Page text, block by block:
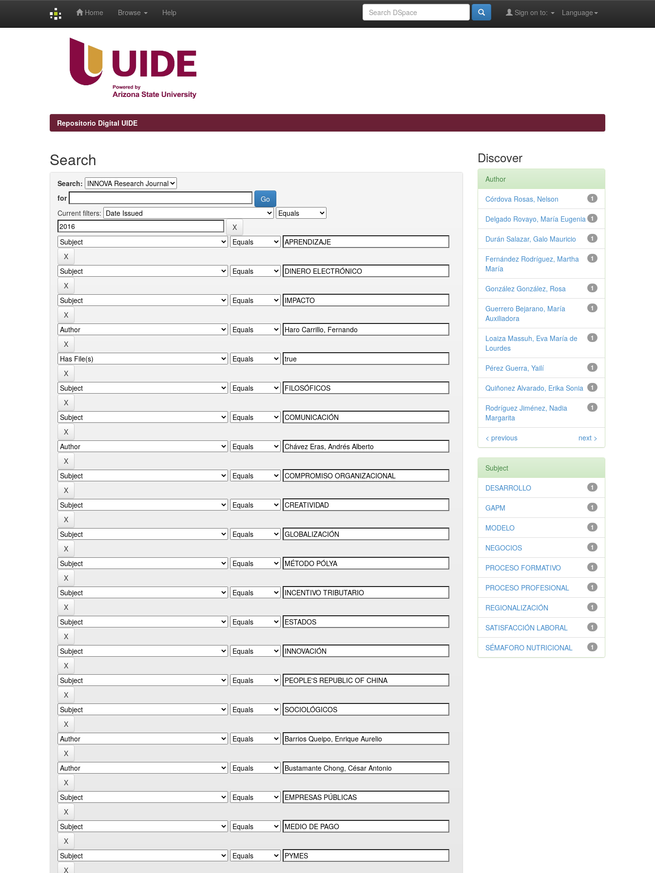
Home Browse Help Language
Sign on to:
Repositorio Digital UIDE
Search
Search:
for
Current filters:
Discover
Author
1
Córdova Rosas, Nelson
1
Delgado Rovayo, María Eugenia
1
Durán Salazar, Galo Mauricio
1
Fernández Rodríguez, Martha
María
1
González González, Rosa
1
Guerrero Bejarano, María
Auxiliadora
1
Loaiza Massuh, Eva María de
Lourdes
1
Pérez Guerra, Yailí
1
Quiñonez Alvarado, Erika Sonia
1
Rodríguez Jiménez, Nadia
Margarita
< previous next >
Subject
1
DESARROLLO
1
GAPM
1
MODELO
1
NEGOCIOS
1
PROCESO FORMATIVO
1
PROCESO PROFESIONAL
1
REGIONALIZACIÓN
1
SATISFACCIÓN LABORAL
1
SÉMAFORO NUTRICIONAL